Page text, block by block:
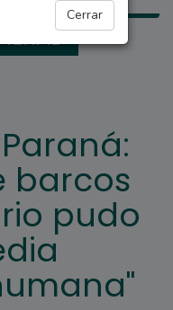
Cerrar
barcos
pudo